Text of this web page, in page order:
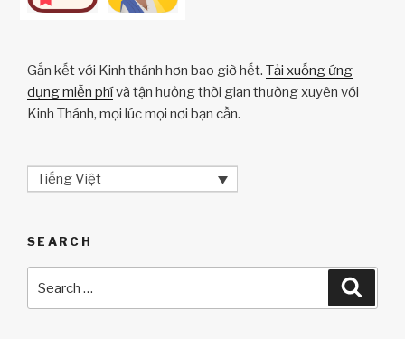
Gắn kết với Kinh thánh hơn bao giờ hết. Tải xuống ứng
dụng miễn phívà tận hưởng thời gian thường xuyên với
Kinh Thánh, mọi lúc mọi nơi bạn cần.
Tiếng Việt
SEARCH
for: